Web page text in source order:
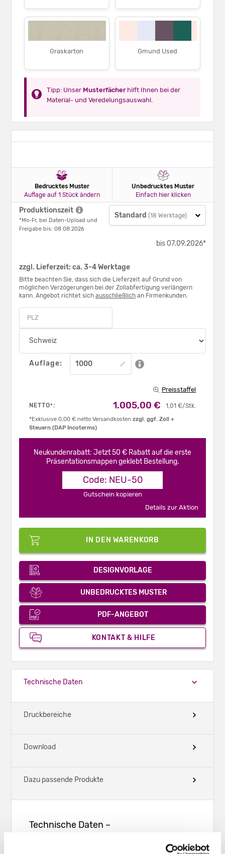
Graskarton Gmund Used
Tipp: Unser Musterfächerhilft Ihnen bei der
Material- und Veredelungsauswahl.
Bedrucktes Muster
Auflage auf 1 Stück ändern
Unbedrucktes Muster
Einfach hier klicken
Produktionszeit
*Mo-Fr, bei Daten-Upload und
Freigabe bis: 08.08.2026
Standard (18 Werktage)
bis 07.09.2026*
zzgl. Lieferzeit: ca. 3-4 Werktage
Bitte beachten Sie, dass sich die Lieferzeit auf Grund von
möglichen Verzögerungen bei der Zollabfertigung verlängern
kann. Angebot richtet sich ausschließlich an Firmenkunden.
Auflage:
Preisstaffel
NETTO*: 1,01 €/Stk.
1.005,00 €
*Exklusive 0,00 € netto Versandkosten zzgl. ggf. Zoll +
Steuern (DAP Incoterms)
Neukundenrabatt: Jetzt 50 € Rabatt auf die erste
Präsentationsmappen geklebt Bestellung.
Code: NEU-50
Gutschein kopieren
Details zur Aktion
IN DEN WARENKORB
DESIGNVORLAGE
UNBEDRUCKTES MUSTER
PDF-ANGEBOT
KONTAKT & HILFE
Technische Daten
Druckbereiche
Download
Dazu passende Produkte
Technische Daten –